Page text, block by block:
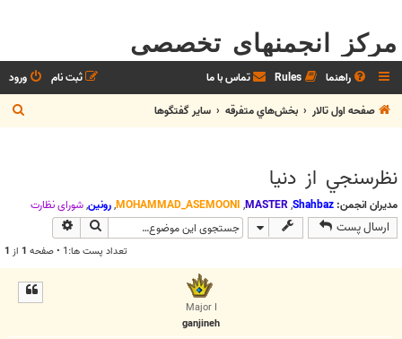
مرکز انجمنهای تخصصی
راهنما Rules تماس با ما ورود
ثبت نام
صفحه اول تالار
بخش‌‌هاي متفرقه ساير گفتگوها
س
نظرسنجي از دنيا
مدیران انجمن: Shahbaz
,
MASTER
,
MOHAMMAD_ASEMOONI
,رونین,شوراي نظارت
ارسال پست جستجو
تعداد پست ها:1 • صفحه 1 از 1
Major I
ganjineh